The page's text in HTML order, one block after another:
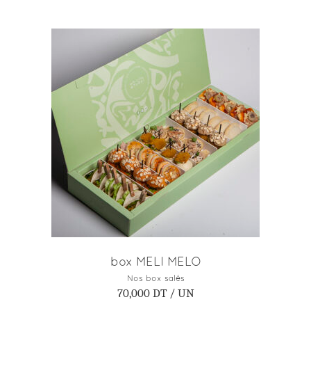
AJOUTER AU PANIER
box MELI MELO
Nos box salés
70,000DT / UN